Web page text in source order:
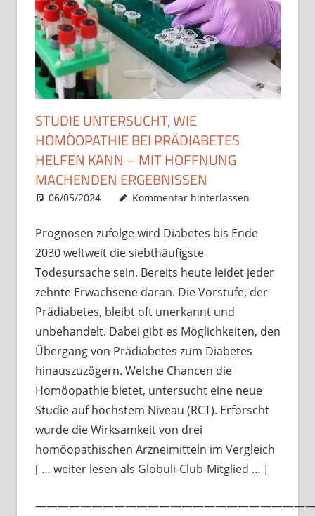
STUDIE UNTERSUCHT, WIE
HOMÖOPATHIE BEI PRÄDIABETES
HELFEN KANN – MIT HOFFNUNG
MACHENDEN ERGEBNISSEN
06/05/2024 Christian J. Becker
Allgemein
Kommentar hinterlassen
Prognosen zufolge wird Diabetes bis Ende
2030 weltweit die siebthäufigste
Todesursache sein. Bereits heute leidet jeder
zehnte Erwachsene daran. Die Vorstufe, der
Prädiabetes, bleibt oft unerkannt und
unbehandelt. Dabei gibt es Möglichkeiten, den
Übergang von Prädiabetes zum Diabetes
hinauszuzögern. Welche Chancen die
Homöopathie bietet, untersucht eine neue
Studie auf höchstem Niveau (RCT). Erforscht
wurde die Wirksamkeit von drei
homöopathischen Arzneimitteln im Vergleich
[ … weiter lesen als Globuli-Club-Mitglied … ]